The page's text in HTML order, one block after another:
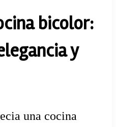
bicolor:
y
una cocina